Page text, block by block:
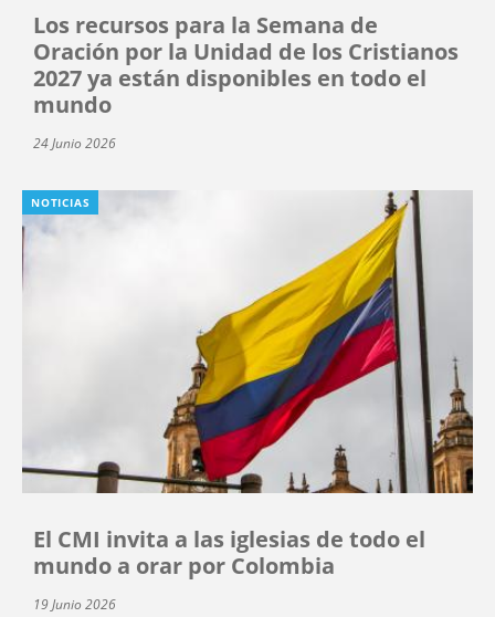
Los recursos para la Semana de
Oración por la Unidad de los Cristianos
2027 ya están disponibles en todo el
mundo
24 Junio 2026
NOTICIAS
El CMI invita a las iglesias de todo el
mundo a orar por Colombia
19 Junio 2026